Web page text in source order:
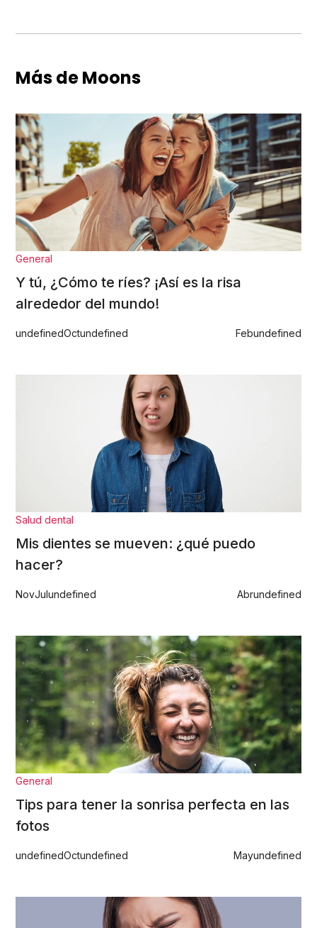
Más de Moons
General
Y tú, ¿Cómo te ríes? ¡Así es la risa
alrededor del mundo!
undefinedOctundefined Febundefined
Salud dental
Mis dientes se mueven: ¿qué puedo
hacer?
NovJulundefined Abrundefined
General
Tips para tener la sonrisa perfecta en las
fotos
undefinedOctundefined Mayundefined